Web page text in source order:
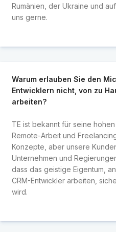
Rumänien, der Ukraine und
uns gerne.
Warum erlauben Sie den
Entwicklern nicht, von zu
arbeiten?
TE ist bekannt für seine
Remote-Arbeit und
Konzepte, aber unsere
Unternehmen und
dass das geistige Eigentum,
CRM-Entwickler arbeiten,
wird.